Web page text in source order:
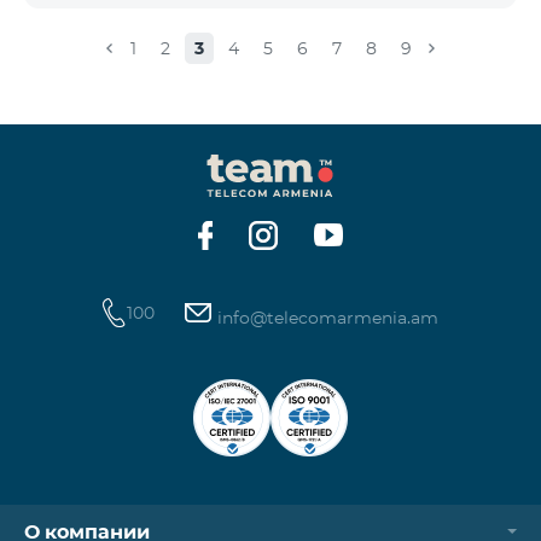
ծառայությունների նոր միացումները և ավտոմատ
ծառայության նոր միացումները և գործողությունը։
1 2 3 4 5 6 7 8 9
100 info@telecomarmenia.am
О компании